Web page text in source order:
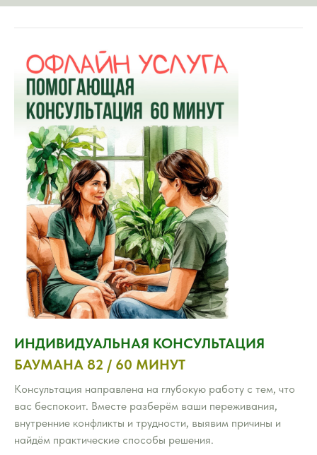
ИНДИВИДУАЛЬНАЯ КОНСУЛЬТАЦИЯ
БАУМАНА 82 / 60 МИНУТ
Консультация направлена на глубокую работу с тем, что
вас беспокоит. Вместе разберём ваши переживания,
внутренние конфликты и трудности, выявим причины и
найдём практические способы решения.